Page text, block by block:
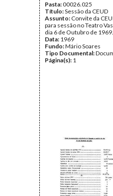
Pasta:00026.025
Título:Sessão da CEUD
Assunto: Convite da
para sessão no Teatro
dia 6 de Outubro de 1969.
Data: 1969
Fundo:Mário Soares
Tipo Documental:
Página(s): 1